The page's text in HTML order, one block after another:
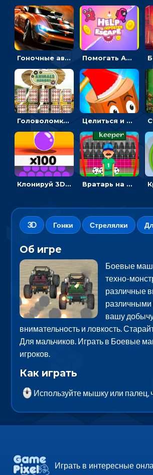
Гоночные авто в пазлах: разбей картинку и собери снова Помогать Амонг Ас бежать из комнаты через преграды - приключения
Головоломка с животными: переворачивать карточки, чтобы находить пару Целиться и метать топор в 3D мишени
Клонируй 3D шарики и сливай их в воронку Вратарь на футбольном поле: тапай, чтобы отбивать мячи в воротах ногами и руками - спортивные
3D Гонки Стрелялки
Об игре
Боевые
техно-
различные
различными
вашу
внимательность и ловкость.
Для мальчиков. Играть в Боевые
игроков.
Как играть
Используйте мышку или палец,
Играть в интересные